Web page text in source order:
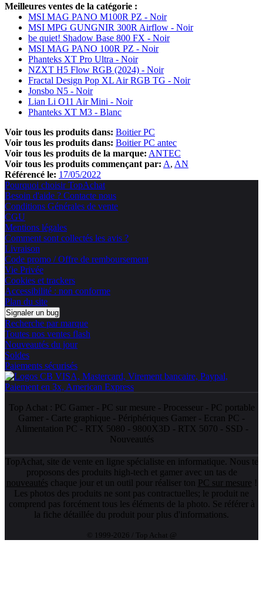
Meilleures ventes de la catégorie :
MSI MAG PANO M100R PZ - Noir
MSI MPG GUNGNIR 300R Airflow - Noir
be quiet! Shadow Base 800 FX - Noir
MSI MAG PANO 100R PZ - Noir
Phanteks XT Pro Ultra - Noir
NZXT H5 Flow RGB (2024) - Noir
Fractal Design Pop XL Air RGB TG - Noir
Jonsbo N5 - Noir
Lian Li O11 Air Mini - Noir
Phanteks XT M3 - Blanc
Voir tous les produits dans: Boitier PC
Voir tous les produits dans: Boitier PC antec
Voir tous les produits de la marque: ANTEC
Voir tous les produits commençant par: A AN
Référencé le: 17/05/2022
Pourquoi choisir TopAchat
Besoin d'aide ? Contacte nous
Conditions Générales de vente
CGU
Mentions légales
Comment sont collectés les avis ?
Livraison
Code promo / Offre de remboursement
Vie Privée
Cookies et trackers
Accessibilité : non conforme
Plan du site
Signaler un bug
Recherche par marque
Toutes nos ventes flash
Nouveautés du jour
Soldes
Paiements sécurisés
Top Achat : PC Gamer- PC sur mesure - Processeur- PC portable
Gamer - Carte graphique - Périphériques Gamer - Ecran PC -
Alimentation PC - RTX 5080 - 9800X3D - RTX 5070 - SSD -
Nouveautés
TopAchat, site de vente en ligne spécialiste en informatique. Nous te
proposons des produits high-tech et gamer avec un tas de
nouveautés chaque jour et un outil pour réaliser ton PC sur mesure !
Les photos des produits ne sont pas contractuelles; le produit ne
comprend pas forcément tous les éléments de la photo. Se référer à
la fiche détaillée du produit pour plus d'informations.
© 1999-2026 / Top Achat @